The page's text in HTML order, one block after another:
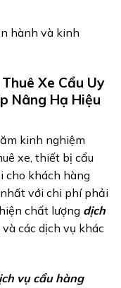
hành và kinh
Xe Cẩu Uy
Nâng Hạ Hiệu
kinh nghiệm
xe, thiết bị cẩu
cho khách hàng
với chi phí phải
chất lượng dịch
các dịch vụ khác
vụ cẩu hàng